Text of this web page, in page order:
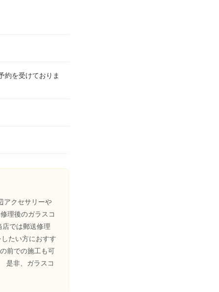
約を受けておりま
アクセサリーや
理後のガラスコ
では郵送修理
たい方におすす
前での施工も可
是非、ガラスコ